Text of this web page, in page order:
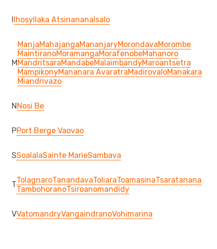
IIhosyIlaka AtsinananaIsalo
M
ManjaMahajangaMananjaryMorondavaMorombe
MaintiranoMoramangaMorafenobeMahanoro
MandritsaraMandabeMalaimbandyMaroantsetra
MampikonyMananara AvaratraMadirovaloManakara
Miandrivazo
NNosi Be
PPort Berge Vaovao
SSoalalaSainte MarieSambava
TTolagnaroTanandavaToliaraToamasinaTsaratanana
TambohoranoTsiroanomandidy
VVatomandryVangaindranoVohimarina